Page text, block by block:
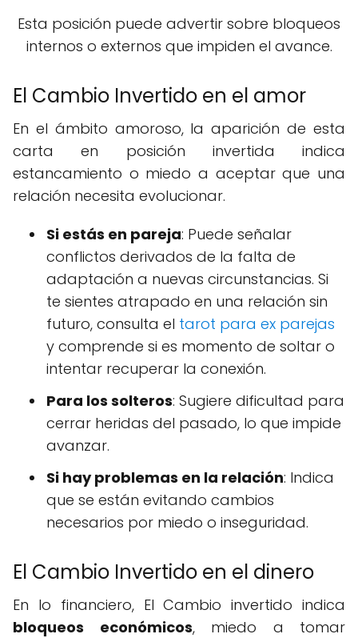
Esta posición puede advertir sobre bloqueos
internos o externos que impiden el avance.
El Cambio Invertido en el amor
En el ámbito amoroso, la aparición de esta
carta en posición invertida indica
estancamiento o miedo a aceptar que una
relación necesita evolucionar.
Si estás en pareja: Puede señalar
conflictos derivados de la falta de
adaptación a nuevas circunstancias. Si
te sientes atrapado en una relación sin
futuro, consulta el tarot para ex parejas
y comprende si es momento de soltar o
intentar recuperar la conexión.
Para los solteros: Sugiere dificultad para
cerrar heridas del pasado, lo que impide
avanzar.
Si hay problemas en la relación: Indica
que se están evitando cambios
necesarios por miedo o inseguridad.
El Cambio Invertido en el dinero
En lo financiero, El Cambio invertido indica
bloqueos económicos, miedo a tomar